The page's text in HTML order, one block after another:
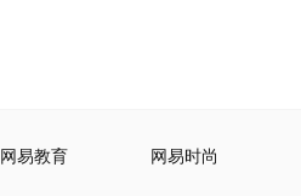
网易教育 网易时尚